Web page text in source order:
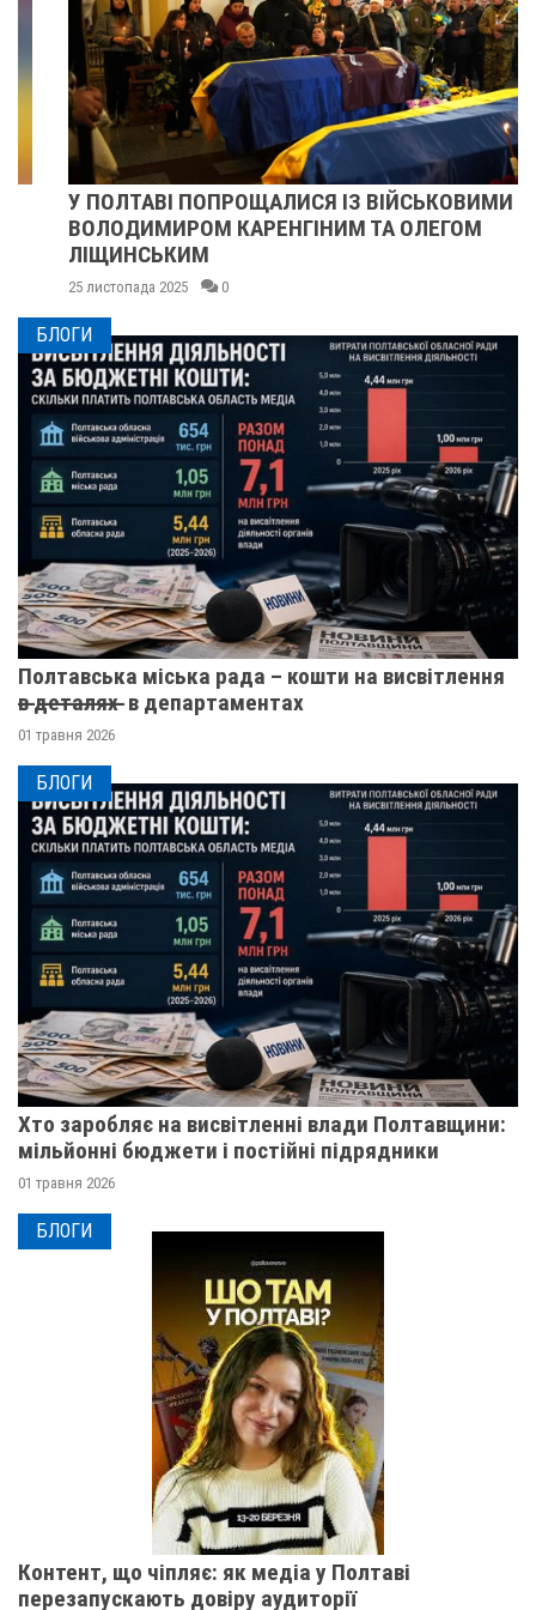
У ПОЛТАВІ ПОПРОЩАЛИСЯ ІЗ ВІЙСЬКОВИМИ
ВОЛОДИМИРОМ КАРЕНГІНИМ ТА ОЛЕГОМ
ЛІЩИНСЬКИМ
25 листопада 2025 0
БЛОГИ
Полтавська міська рада – кошти на висвітлення
в̶ ̶д̶е̶т̶а̶л̶я̶х̶ ̶ в департаментах
01 травня 2026
БЛОГИ
Хто заробляє на висвітленні влади Полтавщини:
мільйонні бюджети і постійні підрядники
01 травня 2026
БЛОГИ
Контент, що чіпляє: як медіа у Полтаві
перезапускають довіру аудиторії